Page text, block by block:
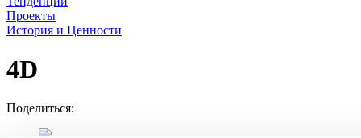
Проекты
История и Ценности
4D
Поделиться: